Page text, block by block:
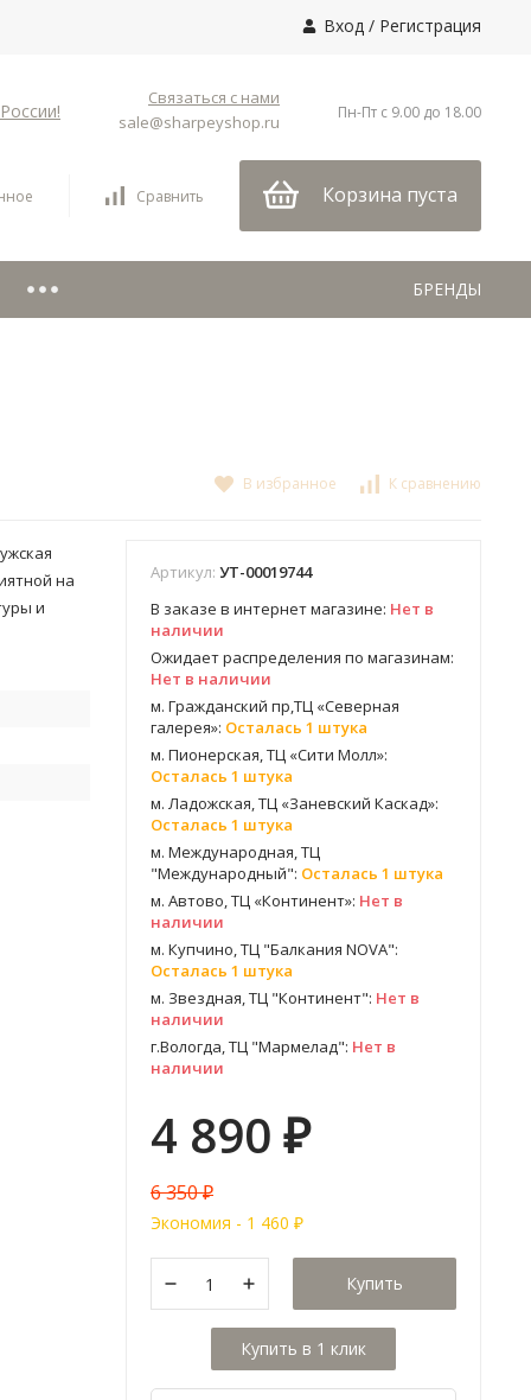
Вход / Регистрация
Связаться с нами
sale@sharpeyshop.ru
Пн-Пт с 9.00 до 18.00
Сравнить Корзина пуста
БРЕНДЫ
В избранное К сравнению
на
и
Артикул: УТ-00019744
В заказе в интернет магазине: Нет в
наличии
Ожидает распределения по магазинам:
Нет в наличии
м. Гражданский пр,ТЦ «Северная
галерея»: Осталась 1 штука
м. Пионерская, ТЦ «Сити Молл»:
Осталась 1 штука
м. Ладожская, ТЦ «Заневский Каскад»:
Осталась 1 штука
м. Международная, ТЦ
"Международный": Осталась 1 штука
м. Автово, ТЦ «Континент»: Нет в
наличии
м. Купчино, ТЦ "Балкания NOVA":
Осталась 1 штука
м. Звездная, ТЦ "Континент": Нет в
наличии
г.Вологда, ТЦ "Мармелад": Нет в
наличии
4 890 ₽
6 350₽
Экономия - 1 460 ₽
Купить